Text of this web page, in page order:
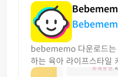
bebememo 다운로드
하는 육아 라이프스타일